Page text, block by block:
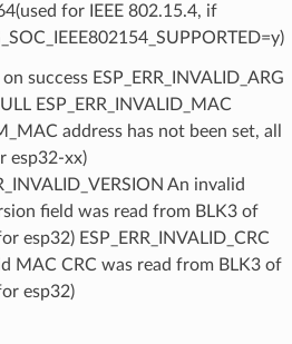
for IEEE 802.15.4, if
on success ESP_ERR_INVALID_ARG
ESP_ERR_INVALID_MAC
address has not been set, all
esp32-xx)
An invalid
field was read from BLK3 of
esp32) ESP_ERR_INVALID_CRC
MAC CRC was read from BLK3 of
esp32)